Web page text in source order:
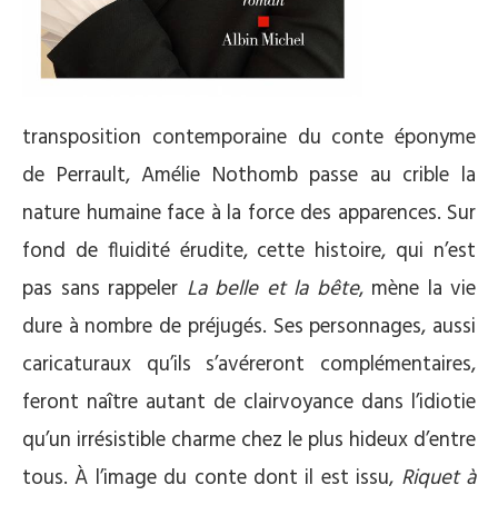
transposition contemporaine du conte éponyme
de Perrault, Amélie Nothomb passe au crible la
nature humaine face à la force des apparences. Sur
fond de fluidité érudite, cette histoire, qui n’est
pas sans rappeler La belle et la bête, mène la vie
dure à nombre de préjugés. Ses personnages, aussi
caricaturaux qu’ils s’avéreront complémentaires,
feront naître autant de clairvoyance dans l’idiotie
qu’un irrésistible charme chez le plus hideux d’entre
tous. À l’image du conte dont il est issu, Riquet à